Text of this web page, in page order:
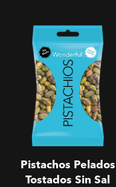
Pelados Tostados Sin Sal
Pistachos Pelados
Tostados Sin Sal